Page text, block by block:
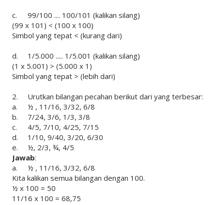
c.
99/100 .... 100/101 (kalikan silang)
(99 x 101) < (100 x 100)
Simbol yang tepat < (kurang dari)
d.
1/5.000 ..... 1/5.001 (kalikan silang)
(1 x 5.001) > (5.000 x 1)
Simbol yang tepat > (lebih dari)
2.
Urutkan bilangan pecahan berikut dari yang terbesar:
a.
½ , 11/16, 3/32, 6/8
b.
7/24, 3/6, 1/3, 3/8
c.
4/5, 7/10, 4/25, 7/15
d.
1/10, 9/40, 3/20, 6/30
e.
½, 2/3, ¾, 4/5
Jawab:
a.
½ , 11/16, 3/32, 6/8
Kita kalikan semua bilangan dengan 100.
½ x 100 = 50
11/16 x 100 = 68,75